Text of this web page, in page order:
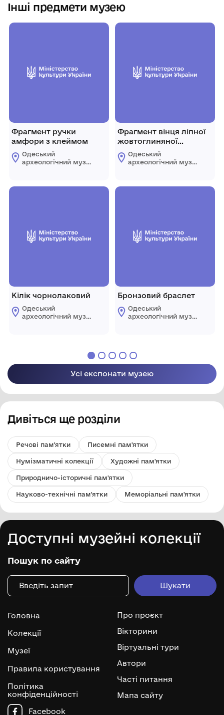
Інші предмети музею
Фрагмент ручки
амфори з клеймом
Одеський
археологічний музей
України
Кілік чорнолаковий
Одеський
археологічний музей
Фрагмент вінця ліпної
жовтоглиняної
посудини
Одеський
археологічний музей
України
Бронзовий браслет
Одеський
археологічний музей
Усі експонати музею
Дивіться ще розділи
Речові пам'ятки Писемні пам'ятки
Нумізматичні колекції Художні пам'ятки
Природничо-історичні пам'ятки
Науково-технічні пам'ятки Меморіальні пам'ятки
Доступні музейні колекції
Пошук по сайту
Головна
Колекції
Музеї
Правила користування
Політика
конфіденційності
Про проєкт
Вікторини
Віртуальні тури
Автори
Часті питання
Мапа сайту
Facebook